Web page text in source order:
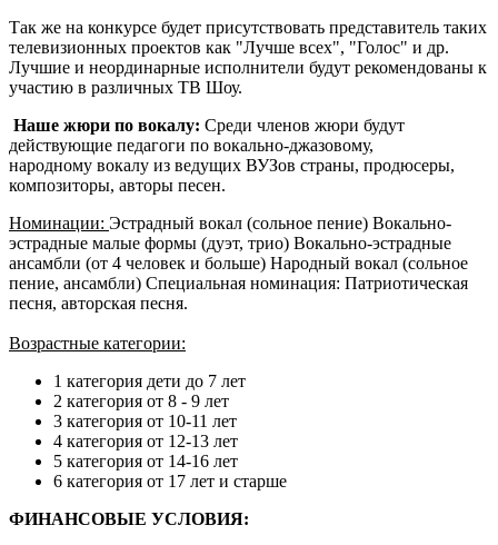
Так же на конкурсе будет присутствовать представитель таких
телевизионных проектов как "Лучше всех", "Голос" и др.
Лучшие и неординарные исполнители будут рекомендованы к
участию в различных ТВ Шоу.
Наше жюри по вокалу: Среди членов жюри будут
действующие педагоги по вокально-джазовому,
народному вокалу из ведущих ВУЗов страны, продюсеры,
композиторы, авторы песен.
Номинации: Эстрадный вокал (сольное пение) Вокально-
эстрадные малые формы (дуэт, трио) Вокально-эстрадные
ансамбли (от 4 человек и больше) Народный вокал (сольное
пение, ансамбли) Специальная номинация: Патриотическая
песня, авторская песня.
Возрастные категории:
1 категория дети до 7 лет
2 категория от 8 - 9 лет
3 категория от 10-11 лет
4 категория от 12-13 лет
5 категория от 14-16 лет
6 категория от 17 лет и старше
ФИНАНСОВЫЕ УСЛОВИЯ: